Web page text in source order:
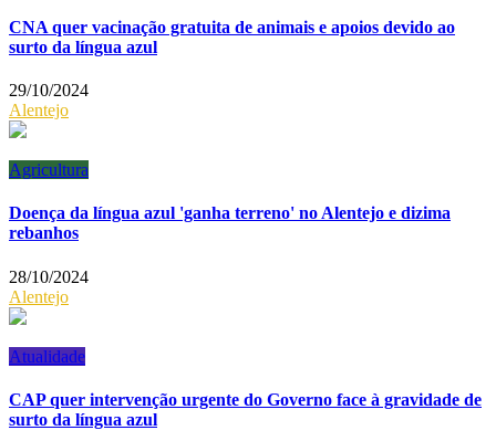
CNA quer vacinação gratuita de animais e apoios devido ao
surto da língua azul
29/10/2024
Alentejo
Agricultura
Doença da língua azul 'ganha terreno' no Alentejo e dizima
rebanhos
28/10/2024
Alentejo
Atualidade
CAP quer intervenção urgente do Governo face à gravidade de
surto da língua azul